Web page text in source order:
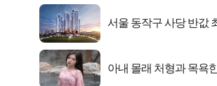
서울 동작구 사당 반값
아내 몰래 처형과 목욕